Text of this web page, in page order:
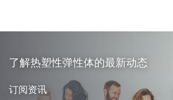
了解热塑性弹性体的最新动态
订阅资讯